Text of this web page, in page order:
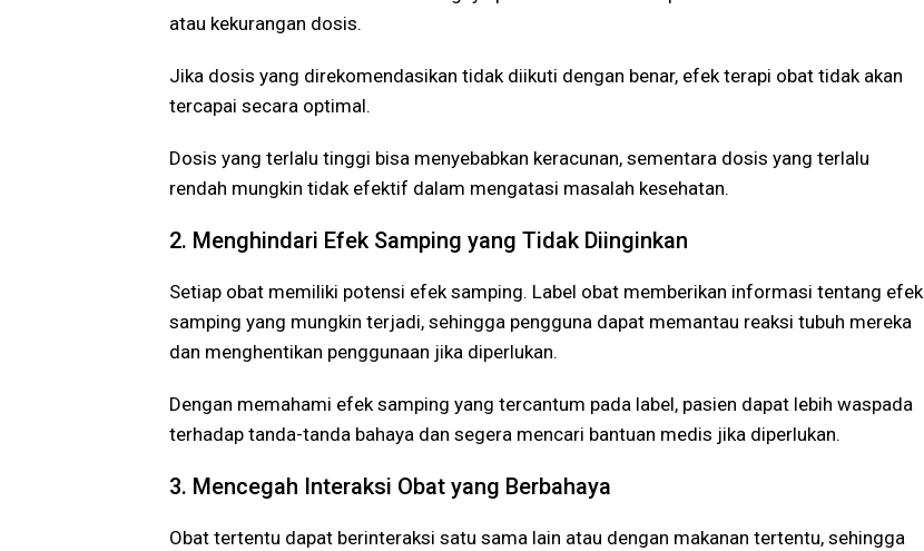
atau kekurangan dosis.
Jika dosis yang direkomendasikan tidak diikuti dengan benar, efek terapi obat tidak akan
tercapai secara optimal.
Dosis yang terlalu tinggi bisa menyebabkan keracunan, sementara dosis yang terlalu
rendah mungkin tidak efektif dalam mengatasi masalah kesehatan.
2. Menghindari Efek Samping yang Tidak Diinginkan
Setiap obat memiliki potensi efek samping. Label obat memberikan informasi tentang efek
samping yang mungkin terjadi, sehingga pengguna dapat memantau reaksi tubuh mereka
dan menghentikan penggunaan jika diperlukan.
Dengan memahami efek samping yang tercantum pada label, pasien dapat lebih waspada
terhadap tanda-tanda bahaya dan segera mencari bantuan medis jika diperlukan.
3. Mencegah Interaksi Obat yang Berbahaya
Obat tertentu dapat berinteraksi satu sama lain atau dengan makanan tertentu, sehingga